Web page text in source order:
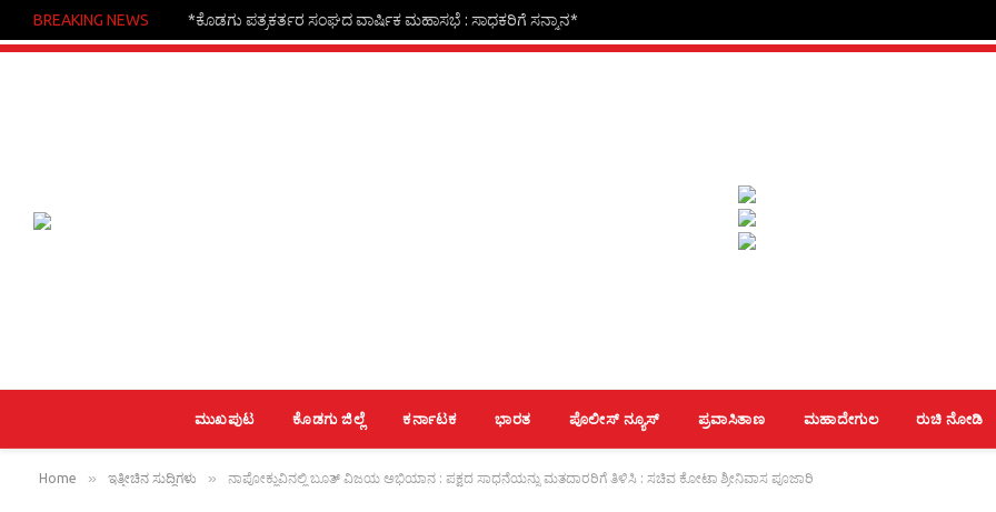
BREAKING NEWS *ಕೊಡಗು ಪತ್ರಕರ್ತರ ಸಂಘದ ವಾರ್ಷಿಕ ಮಹಾಸಭೆ : ಸಾಧಕರಿಗೆ ಸನ್ಮಾನ*
ಮುಖಪುಟ ಕೊಡಗು ಜಿಲ್ಲೆ ಕರ್ನಾಟಕ ಭಾರತ ಪೊಲೀಸ್ ನ್ಯೂಸ್ ಪ್ರವಾಸಿತಾಣ ಮಹಾದೇಗುಲ ರುಚಿ ನೋಡಿ
Home » ಇತ್ತೀಚಿನ ಸುದ್ದಿಗಳು » ನಾಪೋಕ್ಲುವಿನಲ್ಲಿ ಬೂತ್ ವಿಜಯ ಅಭಿಯಾನ : ಪಕ್ಷದ ಸಾಧನೆಯನ್ನು ಮತದಾರರಿಗೆ ತಿಳಿಸಿ : ಸಚಿವ ಕೋಟಾ ಶ್ರೀನಿವಾಸ ಪೂಜಾರಿ